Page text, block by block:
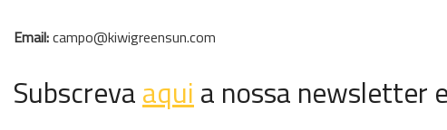
Email:campo@kiwigreensun.com
Subscrevaaqui a nossa newsletter